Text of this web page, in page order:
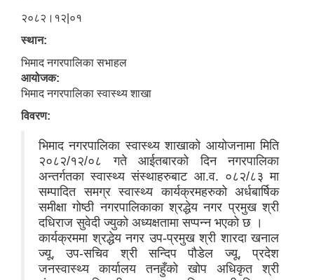
२०८२।१२|०१
स्थान:
भिमाद नगरपालिका सभाहल
आयोजक:
भिमाद नगरपालिका स्वास्थ्य शाखा
विवरण:
भिमाद नगरपालिका स्वास्थ्य शाखाको आयोजनामा मिति
२०८२/१२/०८ गते आईतबारको दिन नगरपालिका
अन्तर्गतका स्वास्थ्य संस्थाहरुबाट आ.व. ०८२/८३ मा
सम्पादित समग्र स्वास्थ्य कार्यक्रमहरुको अर्धबार्षिक
समीक्षा गोष्ठी नगरपालिकाका श्रद्धेय नगर प्रमुख श्री
दधिराज सुवेदी ज्युको अध्यक्षतामा सप्पन्न भएको छ ।
कार्यक्रममा श्रद्धेय नगर उप-प्रमुख श्री शारदा खनाल
ज्यू, उप-सचिव श्री सन्दिप पौडेल ज्यू, प्रदेश
जनस्वास्थ्य कार्यालय तनहुँको खोप अधिकृत श्री